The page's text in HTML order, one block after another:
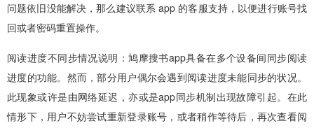
问题依旧没能解决，那么建议联系 app 的客服支持，以便进行账号找
回或者密码重置操作。
阅读进度不同步情况说明：鸠摩搜书app具备在多个设备间同步阅读
进度的功能。然而，部分用户偶尔会遇到阅读进度未能同步的状况。
此现象或许是由网络延迟，亦或是app同步机制出现故障引起。在此
情形下，用户不妨尝试重新登录账号，或者稍作等待后，再次查看阅